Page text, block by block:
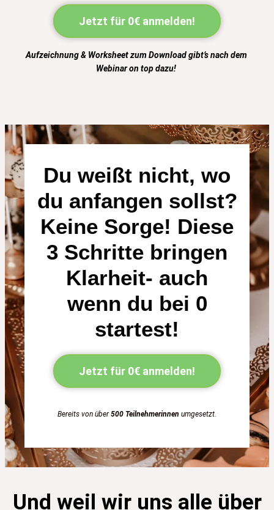
Jetzt für 0€ anmelden!
Aufzeichnung & Worksheet zum Download gibt’s nach dem
Webinar on top dazu!
Du weißt nicht, wo
du anfangen sollst?
Keine Sorge! Diese
3 Schritte bringen
Klarheit- auch
wenn du bei 0
startest!
Jetzt für 0€ anmelden!
Bereits von über500 Teilnehmerinnen umgesetzt.
Und weil wir uns alle über